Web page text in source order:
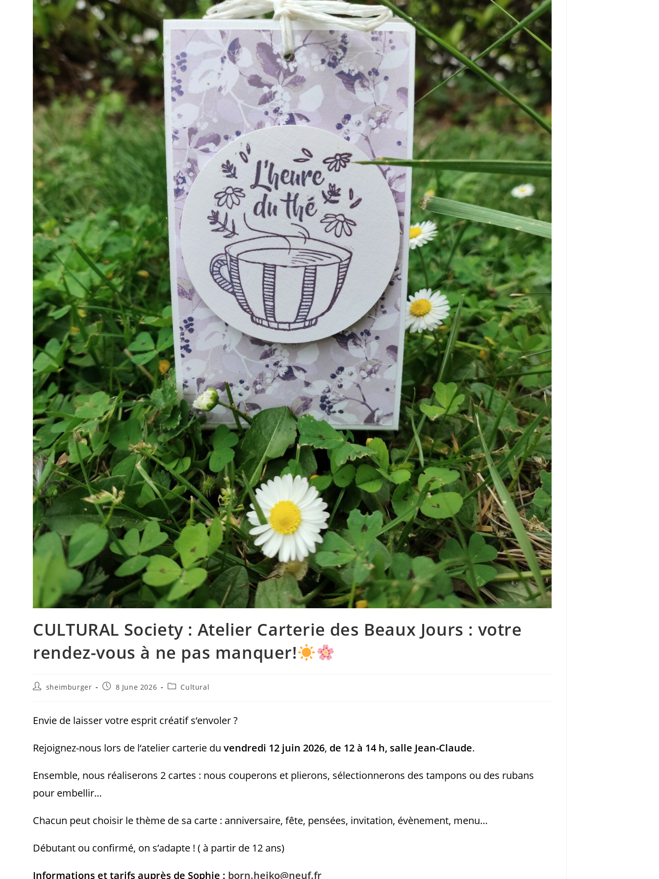
CULTURAL Society : Atelier Carterie des Beaux Jours : votre
rendez-vous à ne pas manquer!
sheimburger 8 June 2026 Cultural
Envie de laisser votre esprit créatif s‘envoler ?
Rejoignez-nous lors de l‘atelier carterie duvendredi 12 juin 2026, de 12 à 14 h, salle Jean-Claude.
Ensemble, nous réaliserons 2 cartes : nous couperons et plierons, sélectionnerons des tampons ou des rubans
pour embellir…
Chacun peut choisir le thème de sa carte : anniversaire, fête, pensées, invitation, évènement, menu…
Débutant ou confirmé, on s’adapte ! ( à partir de 12 ans)
Informations et tarifs auprès de Sophie : born.heiko@neuf.fr